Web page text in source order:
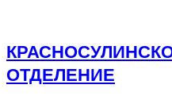
ОТДЕЛЕНИЕ